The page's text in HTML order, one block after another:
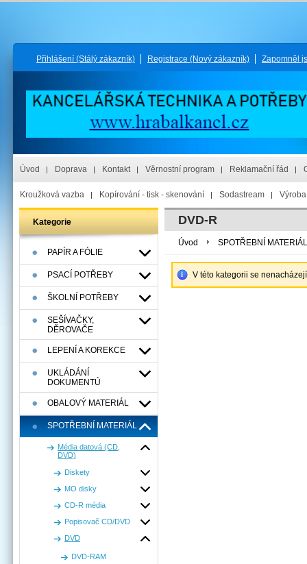
Přihlášení (Stálý zákazník) Registrace (Nový zákazník) Zapomněl
Úvod Doprava Kontakt Věrnostní program Reklamační řád
Kroužková vazba Kopírování - tisk - skenování Sodastream
Kategorie
PAPÍR A FÓLIE
PSACÍ POTŘEBY
ŠKOLNÍ POTŘEBY
SEŠÍVAČKY,
DĚROVAČE
LEPENÍ A KOREKCE
UKLÁDÁNÍ
DOKUMENTÚ
OBALOVÝ MATERIÁL
SPOTŘEBNÍ MATERIÁL
Média datová (CD,
DVD)
Diskety
MO disky
CD-R média
Popisovač CD/DVD
DVD
DVD-RAM
DVD-R
Úvod SPOTŘEBNÍ MATERIÁL
V této kategorii se